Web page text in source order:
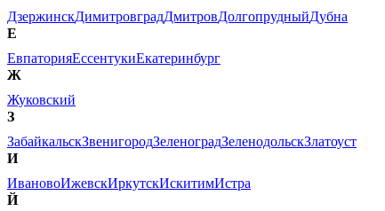
ДзержинскДимитровградДмитровДолгопрудныйДубна
Е
ЕвпаторияЕссентукиЕкатеринбург
Ж
Жуковский
З
ЗабайкальскЗвенигородЗеленоградЗеленодольскЗлатоуст
И
ИвановоИжевскИркутскИскитимИстра
Й